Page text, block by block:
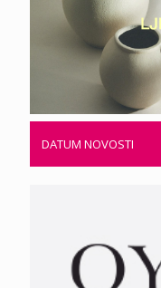
DATUM NOVOSTI